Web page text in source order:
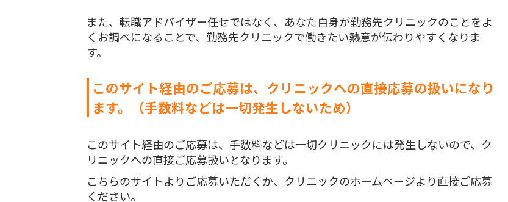
また、転職アドバイザー任せではなく、あなた自身が勤務先クリニックのことをよ
くお調べになることで、勤務先クリニックで働きたい熱意が伝わりやすくなりま
す。
このサイト経由のご応募は、クリニックへの直接応募の扱いになり
ます。（手数料などは一切発生しないため）
このサイト経由のご応募は、手数料などは一切クリニックには発生しないので、ク
リニックへの直接ご応募扱いとなります。
こちらのサイトよりご応募いただくか、クリニックのホームページより直接ご応募
ください。